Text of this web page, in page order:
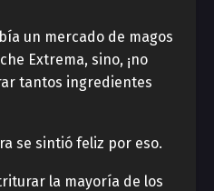
un mercado de magos
Extrema, sino, ¡no
tantos ingredientes
se sintió feliz por eso.
la mayoría de los